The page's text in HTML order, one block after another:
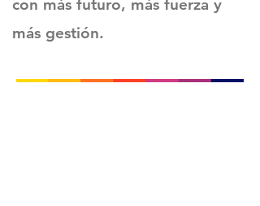
con más futuro, más fuerza y
más gestión.